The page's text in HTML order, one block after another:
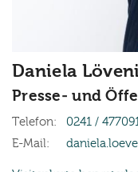
Daniela
Presse- und
Telefon:
0241 /
E-Mail: